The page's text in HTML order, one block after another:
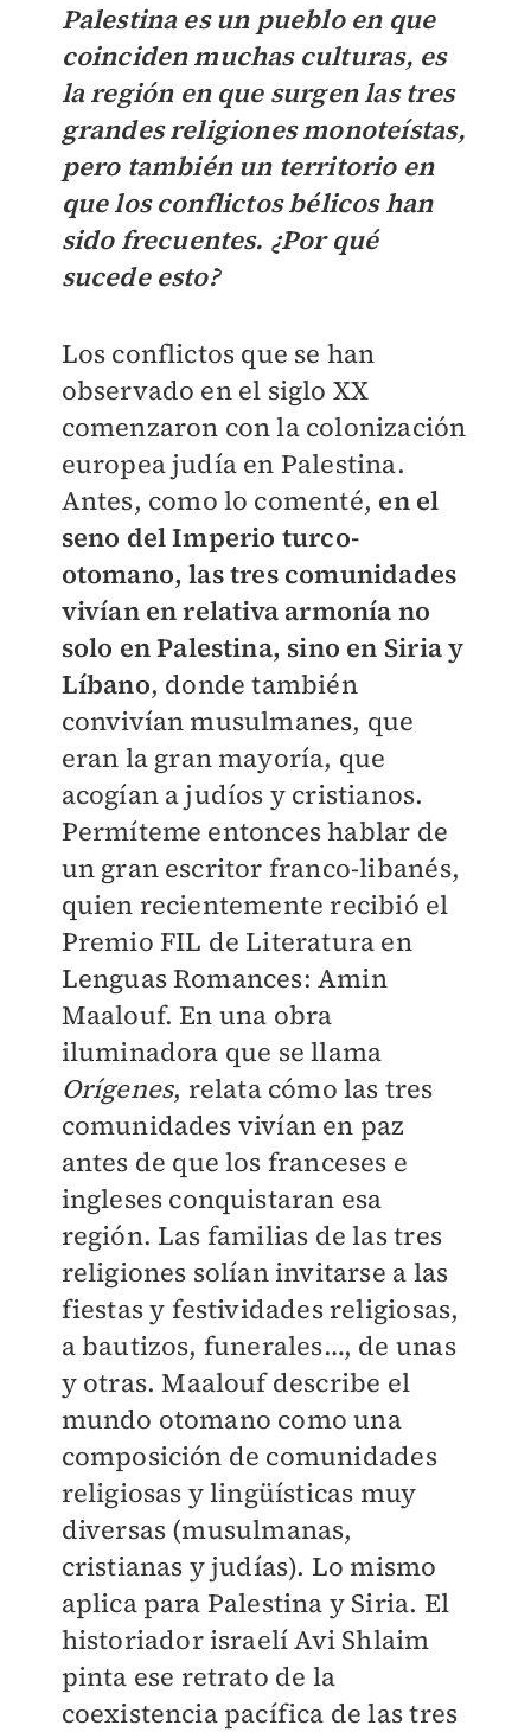
Palestina es un pueblo en que
coinciden muchas culturas, es
la región en que surgen las tres
grandes religiones monoteístas,
pero también un territorio en
que los conflictos bélicos han
sido frecuentes. ¿Por qué
sucede esto?
Los conflictos que se han
observado en el siglo XX
comenzaron con la colonización
europea judía en Palestina.
Antes, como lo comenté, en el
seno del Imperio turco-
otomano, las tres comunidades
vivían en relativa armonía no
solo en Palestina, sino en Siria y
Líbano, donde también
convivían musulmanes, que
eran la gran mayoría, que
acogían a judíos y cristianos.
Permíteme entonces hablar de
un gran escritor franco-libanés,
quien recientemente recibió el
Premio FIL de Literatura en
Lenguas Romances: Amin
Maalouf. En una obra
iluminadora que se llama
Orígenes, relata cómo las tres
comunidades vivían en paz
antes de que los franceses e
ingleses conquistaran esa
región. Las familias de las tres
religiones solían invitarse a las
fiestas y festividades religiosas,
a bautizos, funerales…, de unas
y otras. Maalouf describe el
mundo otomano como una
composición de comunidades
religiosas y lingüísticas muy
diversas (musulmanas,
cristianas y judías). Lo mismo
aplica para Palestina y Siria. El
historiador israelí Avi Shlaim
pinta ese retrato de la
coexistencia pacífica de las tres